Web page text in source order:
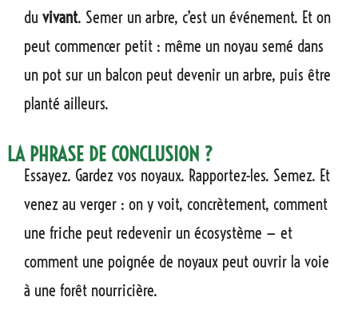
du vivant. Semer un arbre, c’est un événement. Et on
peut commencer petit : même un noyau semé dans
un pot sur un balcon peut devenir un arbre, puis être
planté ailleurs.
LA PHRASE DE CONCLUSION ?
Essayez. Gardez vos noyaux. Rapportez-les. Semez. Et
venez au verger : on y voit, concrètement, comment
une friche peut redevenir un écosystème — et
comment une poignée de noyaux peut ouvrir la voie
à une forêt nourricière.